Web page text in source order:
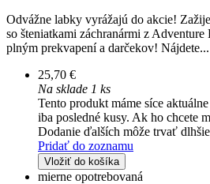
Odvážne labky vyrážajú do akcie!
so šteniatkami záchranármi z
plným prekvapení a darčekov! Nájdete...
25,70 €
Na sklade 1 ks
Tento produkt máme síce
iba posledné kusy. Ak ho chcete
Dodanie ďalších môže trvať
Pridať do zoznamu
Vložiť do košíka
mierne opotrebovaná